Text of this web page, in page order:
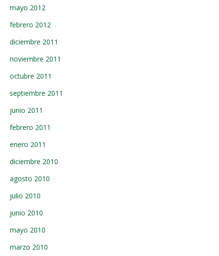
mayo 2012
febrero 2012
diciembre 2011
noviembre 2011
octubre 2011
septiembre 2011
junio 2011
febrero 2011
enero 2011
diciembre 2010
agosto 2010
julio 2010
junio 2010
mayo 2010
marzo 2010